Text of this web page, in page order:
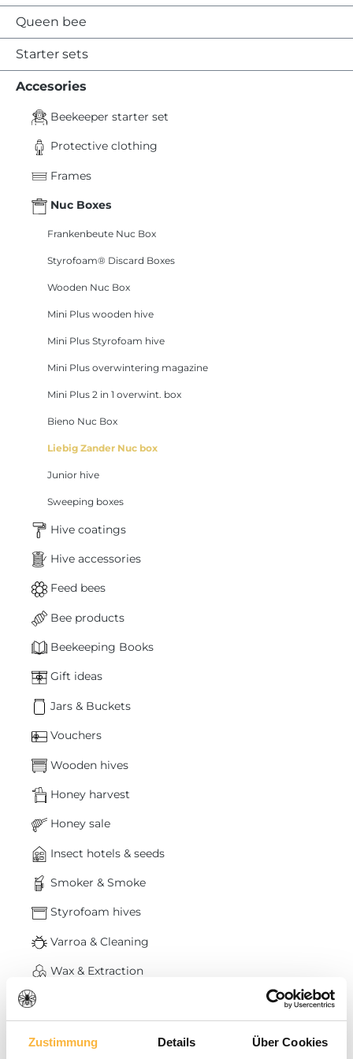
Zustimmung Details Über Cookies
Queen bee
Starter sets
Accesories
Beekeeper starter set
Protective clothing
Frames
Nuc Boxes
Frankenbeute Nuc Box
Styrofoam® Discard Boxes
Wooden Nuc Box
Mini Plus wooden hive
Mini Plus Styrofoam hive
Mini Plus overwintering magazine
Mini Plus 2 in 1 overwint. box
Bieno Nuc Box
Liebig Zander Nuc box
Junior hive
Sweeping boxes
Hive coatings
Hive accessories
Feed bees
Bee products
Beekeeping Books
Gift ideas
Jars & Buckets
Vouchers
Wooden hives
Honey harvest
Honey sale
Insect hotels & seeds
Smoker & Smoke
Styrofoam hives
Varroa & Cleaning
Wax & Extraction